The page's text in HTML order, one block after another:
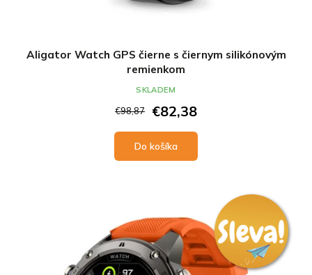
Aligator Watch GPS čierne s čiernym silikónovým
remienkom
€98,87 €82,38
Do košíka
SKLADEM